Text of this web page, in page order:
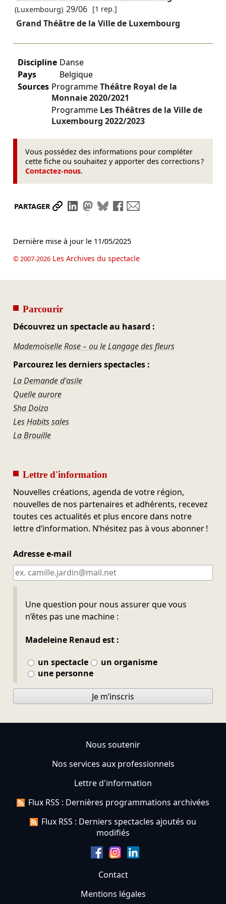
(Luxembourg) 29/06 [1 rep.]
Grand Théâtre de la Ville de Luxembourg
Discipline Danse
Pays
Belgique
Sources ProgrammeThéâtre Royal de la
Monnaie2020/2021
Programme Les Théâtres de la Ville de
Luxembourg 2022/2023
Vous possédez des informations pour compléter
cette fiche ou souhaitez y apporter des corrections ?
Contactez-nous.
PARTAGER Partager le lien
Partager sur LinkedIn
Partager sur Mastodon
Partager sur Bluesky
Partager sur Facebook
Dernière mise à jour le 11/05/2025
© 2007-2026Les Archives du spectacle
Parcourir
Découvrez un spectacle au hasard :
Mademoiselle Rose – ou le Langage des fleurs
Parcourez les derniers spectacles :
La Demande d'asile
Quelle aurore
Sha Doizo
Les Habits sales
La Brouille
Lettre d'information
Nouvelles créations, agenda de votre région,
nouvelles de nos partenaires et adhérents, recevez
toutes ces actualités et plus encore dans notre
lettre d’information. N’hésitez pas à vous abonner !
Adresse e-mail
Une question pour nous assurer que vous
n’êtes pas une machine :
Madeleine Renaud est :
un spectacle
un organisme
une personne
Ne pas remplir
Je m’inscris
Nous soutenir
Nos services aux professionnels
Lettre d'information
Flux RSS : Dernières programmations archivées
Flux RSS : Derniers spectacles ajoutés ou
modifiés
Contact
Mentions légales